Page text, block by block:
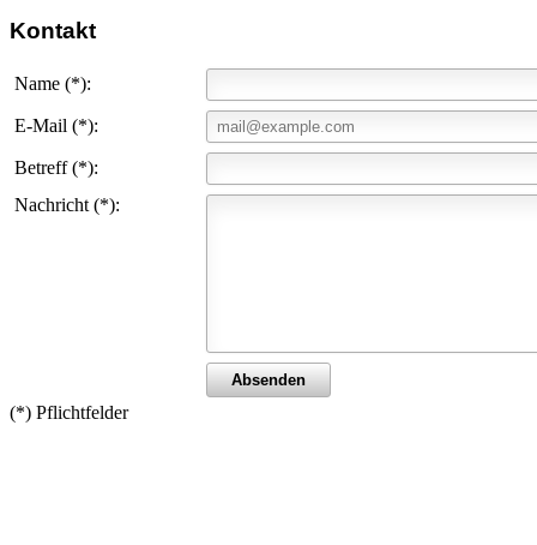
Kontakt
Name (*):
E-Mail (*):
Betreff (*):
Nachricht (*):
(*) Pflichtfelder